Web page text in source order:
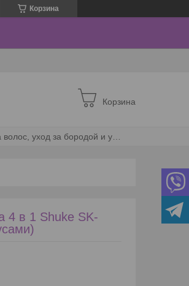
Корзина
Корзина
4 в 1 Shuke SK-